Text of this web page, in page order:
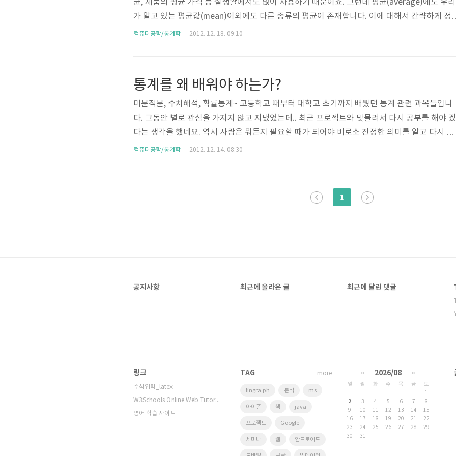
균, 제품의 평균 가격 등 실생활에서도 많이 사용하기 때문이죠. 그런데 평균(average)에도 우리
가 알고 있는 평균값(mean)이외에도 다른 종류의 평균이 존재합니다. 이에 대해서 간략하게 정
해 보도록 하죠. 평균값(mean) 가장 일반적인 평균값(mean) 계산 공식은 다음과 같습니다. 즉,
경우가 있습니다. 예..
컴퓨터공학/통계학 2012. 12. 18. 09:10
통계를 왜 배워야 하는가?
미분적분, 수치해석, 확률통계~ 고등학교 때부터 대학교 초기까지 배웠던 통계 관련 과목들입니
다. 그동안 별로 관심을 가지지 않고 지냈었는데.. 최근 프로젝트와 맞물려서 다시 공부를 해야 겠
다는 생각을 했네요. 역시 사람은 뭐든지 필요할 때가 되어야 비로소 진정한 의미를 알고 다시 시
작하는 건가 봅니다. ^^ 앞으로 꾸준히 통계 부분에 대해서는 공부를 하면서 가끔 정리해 볼 계획
들은 가감없이 댓글 달아주시면 좋겠습니다. 통계의 중요성먼저 통계가 무엇인지부터 정리를 해
컴퓨터공학/통계학 2012. 12. 14. 08:30
1
공지사항 최근에 올라온 글 최근에 달린 댓글
링크
수식입력_latex
W3Schools Online Web Tutorials
영어 학습 사이트
TAG
fingra.ph 분석 ms
아이폰 책 java
프로젝트 Google
세미나 웹 안드로이드
more « 2026/08 »
일 월 화 수 목 금
토
1
2
3 4 5 6 7
8
9
10 11 12 13 14
15
16
17 18 19 20 21
22
23
24 25 26 27 28
29
30
31